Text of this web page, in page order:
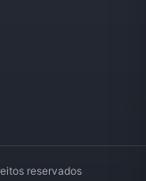
reservados